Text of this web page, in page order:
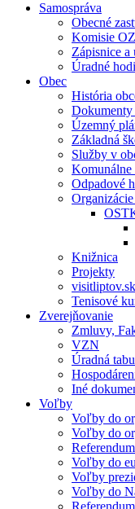
Samospráva
Obecné
Komisie OZ
Zápisnice a
Úradné
Obec
História
Dokumenty
Územný
Základná
Služby v
Komunálne
Odpadové
Knižnica
Projekty
visitliptov.sk
Tenisové
Zverejňovanie
Zmluvy,
VZN
Úradná
Iné
Voľby
Voľby do
Voľby do
Voľby do
Voľby
Voľby do